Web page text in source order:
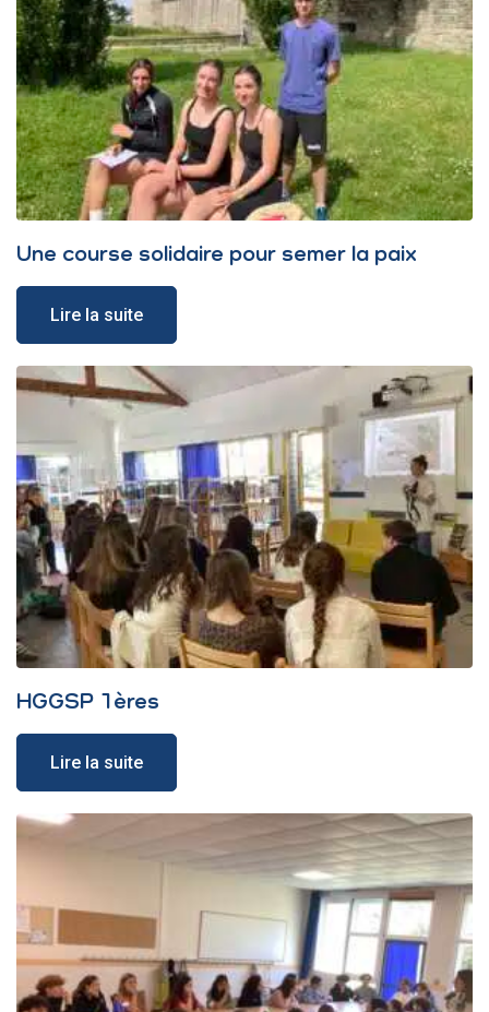
Une course solidaire pour semer la paix
Lire la suite
HGGSP 1ères
Lire la suite